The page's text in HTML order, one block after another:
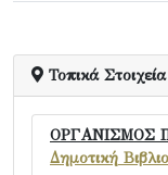
Τοπικά Στοιχεία
ΟΡΓΑΝΙΣΜΟΣ
Δημοτική